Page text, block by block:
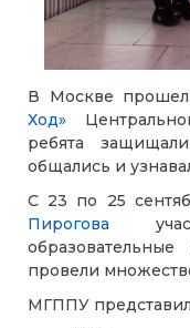
В Москве прошел
Ход»
ребята
общались и
С 23 по 25
Пирогова
провели
МГППУ